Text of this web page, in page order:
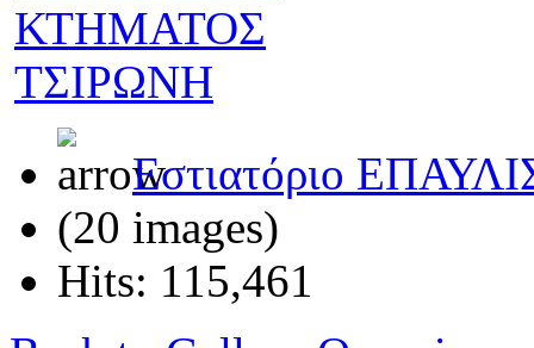
Εστιατόριο
(20 images)
Hits: 115,461